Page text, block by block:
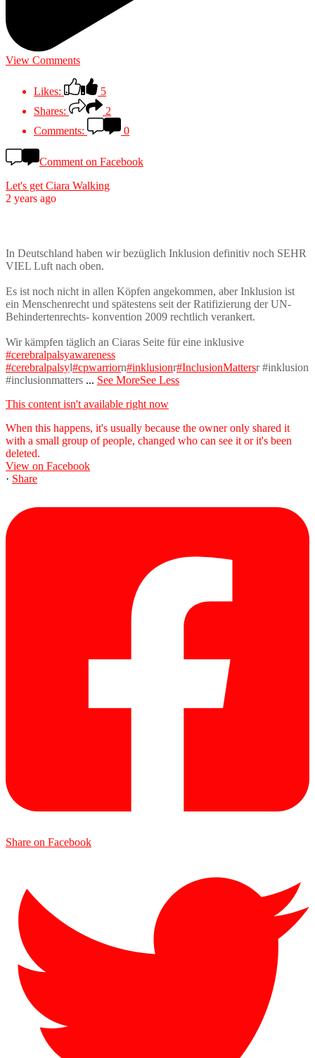
View Comments
Likes:
5
Shares:
2
Comments:
0
Comment on Facebook
Let's get Ciara Walking
2 years ago
In Deutschland haben wir bezüglich Inklusion definitiv noch SEHR
VIEL Luft nach oben.
Es ist noch nicht in allen Köpfen angekommen, aber Inklusion ist
ein Menschenrecht und spätestens seit der Ratifizierung der UN-
Behindertenrechts- konvention 2009 rechtlich verankert.
Wir kämpfen täglich an Ciaras Seite für eine inklusive
#cerebralpalsyawareness
#cerebralpalsyl#cpwarriorn#inklusionr#InclusionMattersr #inklusion
#inclusionmatters ... See MoreSee Less
This content isn't available right now
When this happens, it's usually because the owner only shared it
with a small group of people, changed who can see it or it's been
deleted.
View on Facebook
· Share
Share on Facebook